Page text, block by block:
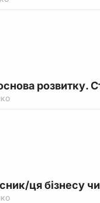
розвитку.
ця бізнесу